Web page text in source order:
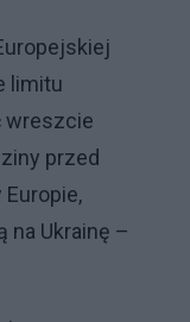
limitu
wreszcie
przed
Ukrainę –